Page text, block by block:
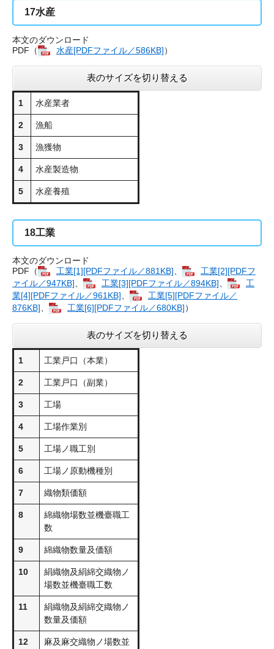
17水産
本文のダウンロード
PDF（
水産[PDFファイル／586KB]）
表のサイズを切り替える
1 水産業者
2 漁船
3 漁獲物
4 水産製造物
5 水産養殖
18工業
本文のダウンロード
PDF（
工業[1][PDFファイル／881KB]
工業[2][PDFフ
ァイル／947KB]
工業[3][PDFファイル／894KB]
工
業[4][PDFファイル／961KB]
工業[5][PDFファイル／
876KB]
工業[6][PDFファイル／680KB]）
表のサイズを切り替える
1 工業戸口（本業）
2 工業戸口（副業）
3 工場
4 工場作業別
5 工場ノ職工別
6 工場ノ原動機種別
7 織物類価額
8
綿織物場数並機臺職工
数
9 綿織物数量及価額
10
絹織物及絹綿交織物ノ
場数並機臺職工数
11
絹織物及絹綿交織物ノ
数量及価額
12
麻及麻交織物ノ場数並